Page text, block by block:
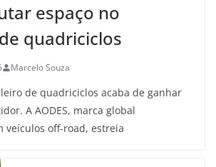
espaço no
quadriciclos
Marcelo Souza
de quadriciclos acaba de ganhar
A AODES, marca global
veículos off-road, estreia